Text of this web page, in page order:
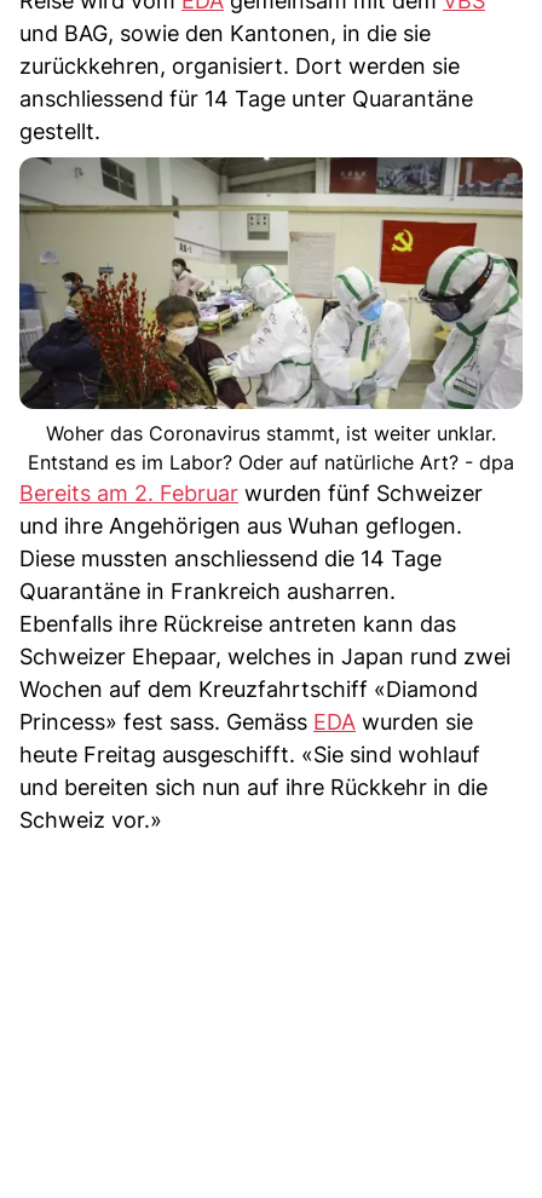
und BAG, sowie den Kantonen, in die sie
zurückkehren, organisiert. Dort werden sie
anschliessend für 14 Tage unter Quarantäne
gestellt.
Woher das Coronavirus stammt, ist weiter unklar.
Entstand es im Labor? Oder auf natürliche Art? - dpa
Bereits am 2. Februar wurden fünf Schweizer
und ihre Angehörigen aus Wuhan geflogen.
Diese mussten anschliessend die 14 Tage
Quarantäne in Frankreich ausharren.
Ebenfalls ihre Rückreise antreten kann das
Schweizer Ehepaar, welches in Japan rund zwei
Wochen auf dem Kreuzfahrtschiff «Diamond
Princess» fest sass. Gemäss EDA wurden sie
heute Freitag ausgeschifft. «Sie sind wohlauf
und bereiten sich nun auf ihre Rückkehr in die
Schweiz vor.»